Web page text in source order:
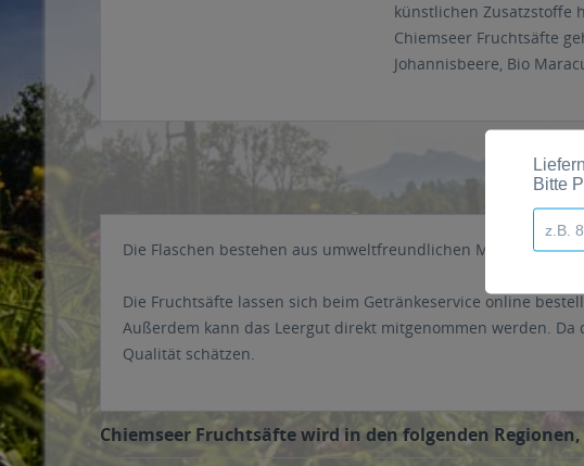
künstlichen Zusatzstoffe
Chiemseer Fruchtsäfte
Johannisbeere, Bio
Die Flaschen bestehen aus umweltfreundlichen Mehrweg-
Die Fruchtsäfte lassen sich beim Getränkeservice online
Außerdem kann das Leergut direkt mitgenommen werden.
Qualität schätzen.
Chiemseer Fruchtsäfte wird in den folgenden